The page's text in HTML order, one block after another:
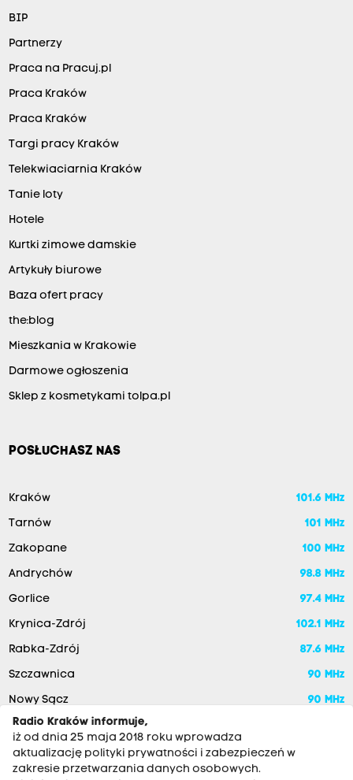
BIP
Partnerzy
Praca na Pracuj.pl
Praca Kraków
Praca Kraków
Targi pracy Kraków
Telekwiaciarnia Kraków
Tanie loty
Hotele
Kurtki zimowe damskie
Artykuły biurowe
Baza ofert pracy
the:blog
Mieszkania w Krakowie
Darmowe ogłoszenia
Sklep z kosmetykami tolpa.pl
POSŁUCHASZ NAS
Kraków 101.6 MHz
Tarnów 101 MHz
Zakopane 100 MHz
Andrychów 98.8 MHz
Gorlice 97.4 MHz
Krynica-Zdrój 102.1 MHz
Rabka-Zdrój 87.6 MHz
Szczawnica 90 MHz
Nowy Sącz
90 MHz
Radio Kraków informuje,
iż od dnia 25 maja 2018 roku wprowadza
aktualizację polityki prywatności i zabezpieczeń w
zakresie przetwarzania danych osobowych.